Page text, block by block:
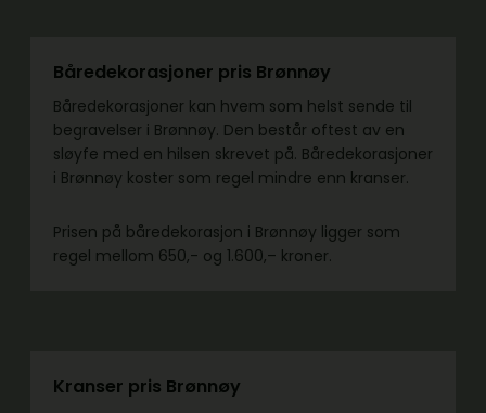
Båredekorasjoner pris Brønnøy
Båredekorasjoner kan hvem som helst sende til
begravelser i Brønnøy. Den består oftest av en
sløyfe med en hilsen skrevet på. Båredekorasjoner
i Brønnøy koster som regel mindre enn kranser.
Prisen på båredekorasjon i Brønnøy ligger som
regel mellom 650,- og 1.600,– kroner.
Kranser pris Brønnøy